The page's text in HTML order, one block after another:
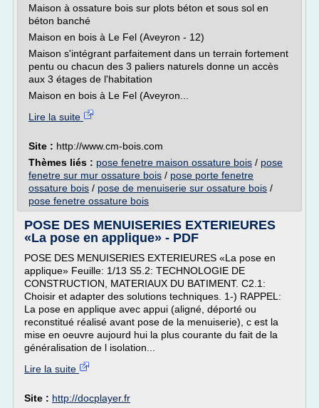
Maison à ossature bois sur plots béton et sous sol en
béton banché
Maison en bois à Le Fel (Aveyron - 12)
Maison s'intégrant parfaitement dans un terrain fortement
pentu ou chacun des 3 paliers naturels donne un accès
aux 3 étages de l'habitation
Maison en bois à Le Fel (Aveyron...
Lire la suite
Site : http://www.cm-bois.com
Thèmes liés : pose fenetre maison ossature bois / pose
fenetre sur mur ossature bois / pose porte fenetre
ossature bois / pose de menuiserie sur ossature bois /
pose fenetre ossature bois
POSE DES MENUISERIES EXTERIEURES
«La pose en applique» - PDF
POSE DES MENUISERIES EXTERIEURES «La pose en
applique» Feuille: 1/13 S5.2: TECHNOLOGIE DE
CONSTRUCTION, MATERIAUX DU BATIMENT. C2.1:
Choisir et adapter des solutions techniques. 1-) RAPPEL:
La pose en applique avec appui (aligné, déporté ou
reconstitué réalisé avant pose de la menuiserie), c est la
mise en oeuvre aujourd hui la plus courante du fait de la
généralisation de l isolation...
Lire la suite
Site : http://docplayer.fr